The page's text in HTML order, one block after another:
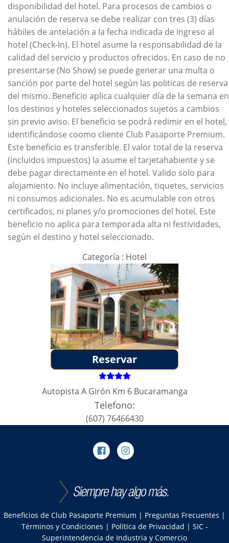
disponibilidad del hotel. Para procesos de cambios o
anulación de reserva se debe realizar con tres (3) días
hábiles de antelación a la fecha indicada de ingreso al
hotel (Check-In). El hotel asume la responsabilidad de la
calidad del servicio y productos ofrecidos. En caso de no
presentarse (No Show) se puede generar una multa o
sanción por parte del hotel según las politicas de reserva
del mismo. Beneficio aplica cualquier día de la semana en
los destinos y hoteles seleccionados sujetos a cambios
sin previo aviso. El beneficio se podrá redimir en el hotel,
identificándose coomo cliente Club Pasaporte Premium.
Este beneficio es transferible. El valor total de la reserva
(incluidos impuestos) la asume el tarjetahabiente y se
debe pagar directamente en el hotel. Valido solo para
alojamiento. No incluye alimentación, tiquetes, servicios
ni consumos adicionales. No es acumulable con otros
certificados, ni planes y/o promociones del hotel. Este
beneficio no aplica para temporada alta ni festividades,
según el destino y hotel seleccionado.
Categoría : Hotel
Reservar
Autopista A Girón Km 6 Bucaramanga
Telefono:
(607) 76466430
Beneficios de Club Pasaporte Premium | Preguntas Frecuentes |
Términos y Condiciones | Política de Privacidad | SIC -
Superintendencia de Industria y Comercio